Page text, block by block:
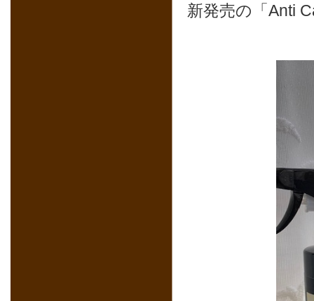
新発売の 「Anti